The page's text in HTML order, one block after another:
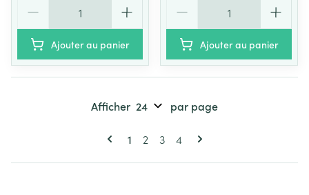
Ajouter au panier Ajouter au panier
Pages
Vous lisez actuellement la page
1 Page
2 Page
3 Page
4
Afficher par page